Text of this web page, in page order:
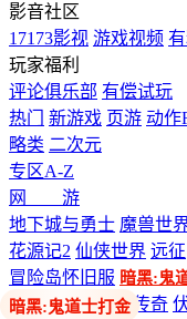
影音社区
17173影视 游戏视频
玩家福利
评论俱乐部 有偿试玩
热门
新游戏 页游 动作
略类 二次元
专区A-Z
网 游
地下城与勇士 魔兽世
花源记2 仙侠世界 远征
冒险岛怀旧服 暗黑:鬼
想14 剑网3 热血传奇